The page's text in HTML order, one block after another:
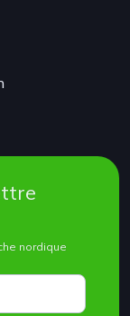
nordique